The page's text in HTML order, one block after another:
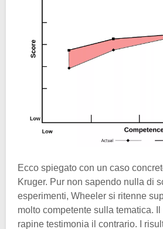
Ecco spiegato con un caso
Kruger. Pur non sapendo nulla di
esperimenti, Wheeler si ritenne
molto competente sulla tematica.
rapine testimonia il contrario. I